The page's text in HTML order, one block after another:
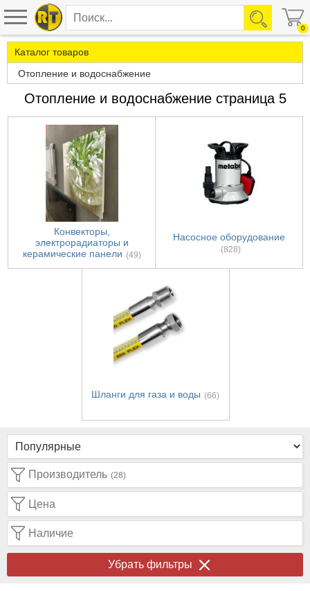
0
Каталог товаров
Отопление и водоснабжение
Отопление и водоснабжение страница 5
Конвекторы,
электрорадиаторы и
керамические панели (49)
Насосное оборудование
(828)
Шланги для газа и воды (66)
Производитель (28)
Цена
Наличие
Убрать фильтры